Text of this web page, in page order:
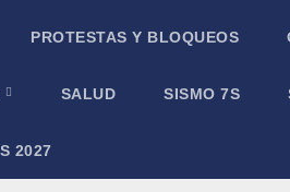
PROTESTAS Y BLOQUEOS
SALUD SISMO 7S
2027